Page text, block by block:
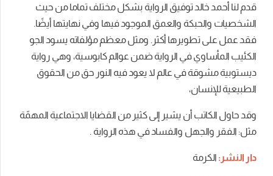
قدم لنا أحمد خالد توفيق الرواية بشكل مختلف تماما من حيث
الشخصيات والحبكة والعمق الموجود فيها وفي نهايتها أيضًا.
فقد عمل على تطويرها أكثر. ومثل معظم مؤلفاته يسود الجو
الكئيب المأساوي في الرواية ضمن عوالم كابوسية، وهي رواية
ديستوبية مشوقة في عالم لا يعود فيه النور حق من الحقوق
الطبيعية للإنسان،
وقد حاول الكاتب أن يشير إلى كثير من القضايا الاجتماعية المهمّة
مثل: الفقر والجهل والفساد في هذه الرواية .
دار النشر: الكرمة